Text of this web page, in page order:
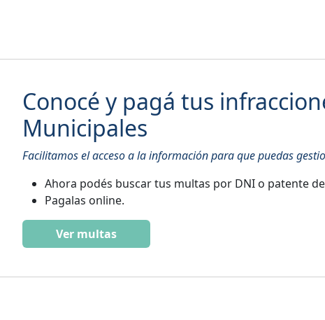
Conocé y pagá tus
Municipales
Facilitamos el acceso a la información para que puedas
Ahora podés buscar tus multas por DNI o patente
Pagalas online.
Ver multas